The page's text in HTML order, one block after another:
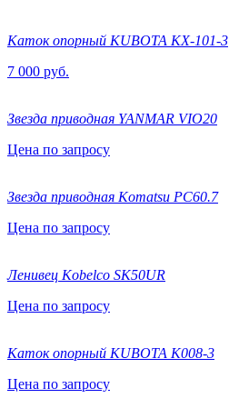
Каток опорный KUBOTA КХ-101-3
7 000 руб.
Звезда приводная YANMAR VIO20
Цена по запросу
Звезда приводная Komatsu PC60.7
Цена по запросу
Ленивец Kobelco SK50UR
Цена по запросу
Каток опорный KUBOTA К008-3
Цена по запросу